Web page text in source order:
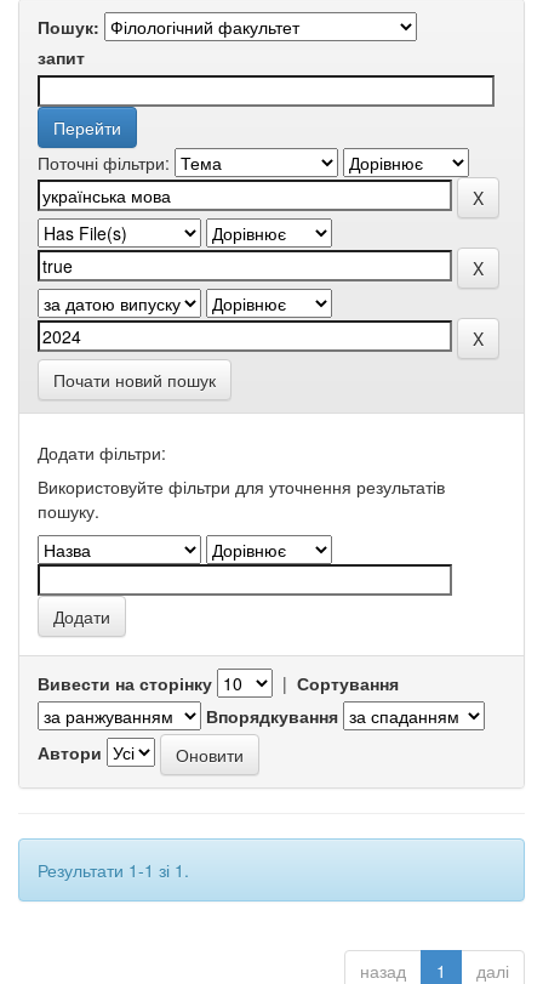
Пошук:
запит
Поточні фільтри:
Почати новий пошук
Додати фільтри:
Використовуйте фільтри для уточнення результатів
пошуку.
Вивести на сторінку | Сортування
Впорядкування
Автори
Результати 1-1 зі 1.
назад 1 далі